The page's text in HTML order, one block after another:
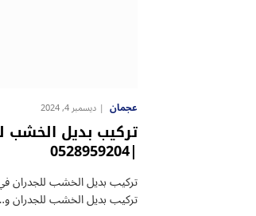
عجمان ديسمبر 4, 2024
تركيب بديل الخشب
|0528959204
تركيب بديل الخشب
تركيب بديل الخشب للجدران